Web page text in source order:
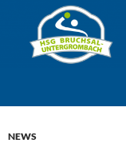
springen
NEWS